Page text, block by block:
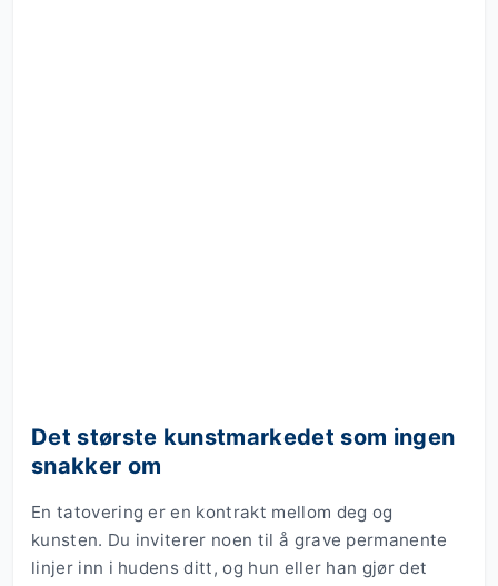
Det største kunstmarkedet som ingen
snakker om
En tatovering er en kontrakt mellom deg og
kunsten. Du inviterer noen til å grave permanente
linjer inn i hudens ditt, og hun eller han gjør det